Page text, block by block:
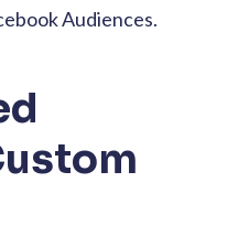
Audiences.